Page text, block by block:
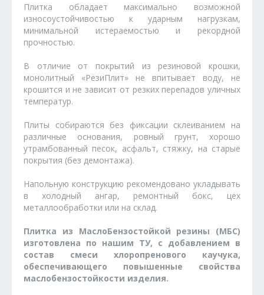
Плитка обладает максимально возможной
износоустойчивостью к ударным нагрузкам,
минимальной истераемостью и рекордной
прочностью.
В отличие от покрытий из резиновой крошки,
монолитный «РезиПлит» не впитывает воду, не
крошится и не зависит от резких перепадов уличных
температур.
Плиты собираются без фиксации склеиванием на
различные основания, ровный грунт, хорошо
утрамбованный песок, асфальт, стяжку, на старые
покрытия (без демонтажа).
Напольную конструкцию рекомендовано укладывать
в холодный ангар, ремонтный бокс, цех
металлообработки или на склад.
Плитка из МаслоБензостойкой резины (МБС)
изготовлена по нашим ТУ, с добавлением в
состав смеси хлоропренового каучука,
обеспечивающего повышенные свойства
маслобензостойкости изделия.